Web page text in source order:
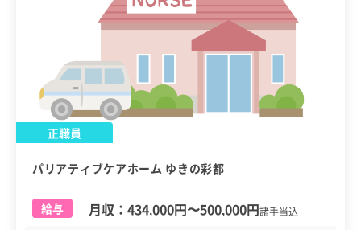
正職員
パリアティブケアホーム ゆきの彩都
給与 月収： 434,000円〜500,000円諸手当込